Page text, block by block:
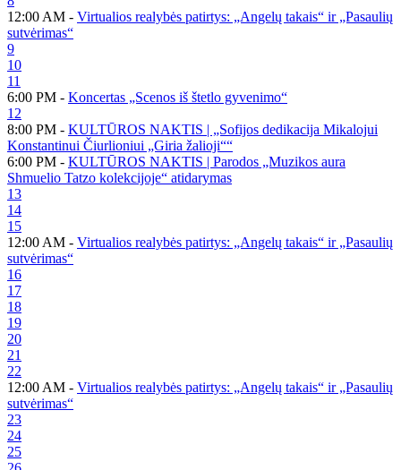
12:00 AM - Virtualios realybės patirtys: „Angelų takais“ ir „Pasaulių
sutvėrimas“
9
10
11
6:00 PM - Koncertas „Scenos iš štetlo gyvenimo“
12
8:00 PM - KULTŪROS NAKTIS | „Sofijos dedikacija Mikalojui
Konstantinui Čiurlioniui „Giria žalioji““
6:00 PM - KULTŪROS NAKTIS | Parodos „Muzikos aura
Shmuelio Tatzo kolekcijoje“ atidarymas
13
14
15
12:00 AM - Virtualios realybės patirtys: „Angelų takais“ ir „Pasaulių
sutvėrimas“
16
17
18
19
20
21
22
12:00 AM - Virtualios realybės patirtys: „Angelų takais“ ir „Pasaulių
sutvėrimas“
23
24
25